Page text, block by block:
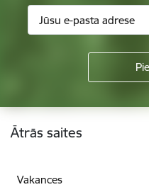
Kājene
Ātrās saites
Vakances